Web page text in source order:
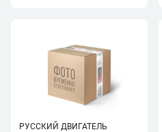
РУССКИЙ ДВИГАТЕЛЬ